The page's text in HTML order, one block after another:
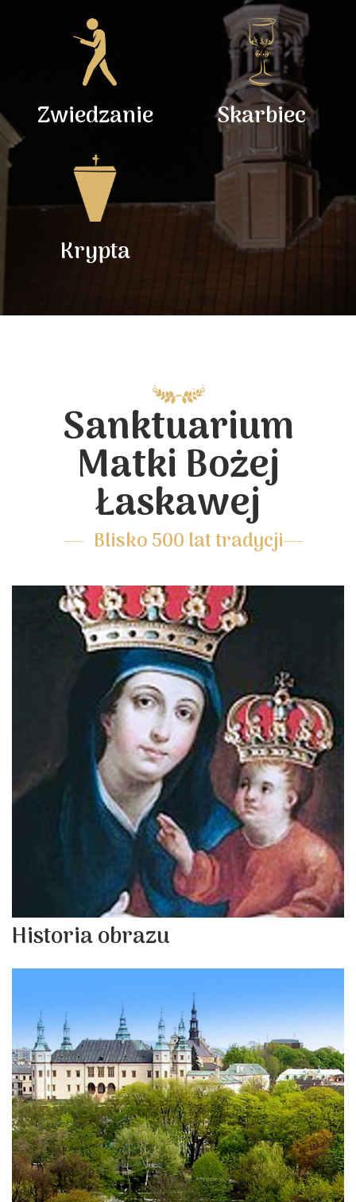
Zwiedzanie Skarbiec
Krypta
Sanktuarium
Matki Bożej
Łaskawej
Blisko 500 lat tradycji
Historia obrazu